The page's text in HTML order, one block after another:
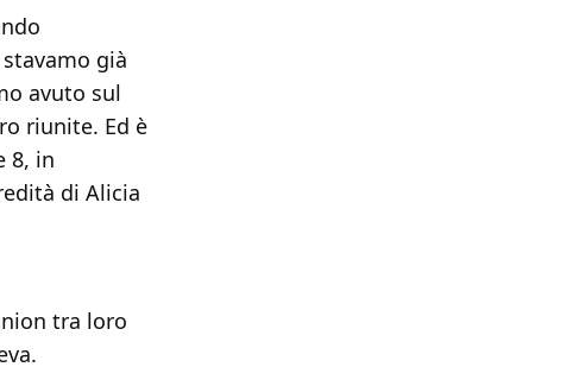
già
avuto sul
riunite. Ed è
8, in
di Alicia
tra loro